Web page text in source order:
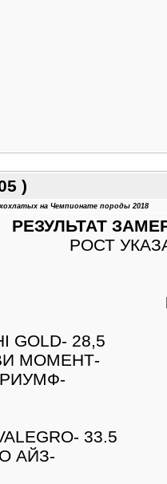
)
на Чемпионате породы 2018
РЕЗУЛЬТАТ
РОСТ
GOLD- 28,5
МОМЕНТ-
33.5
АЙЗ-